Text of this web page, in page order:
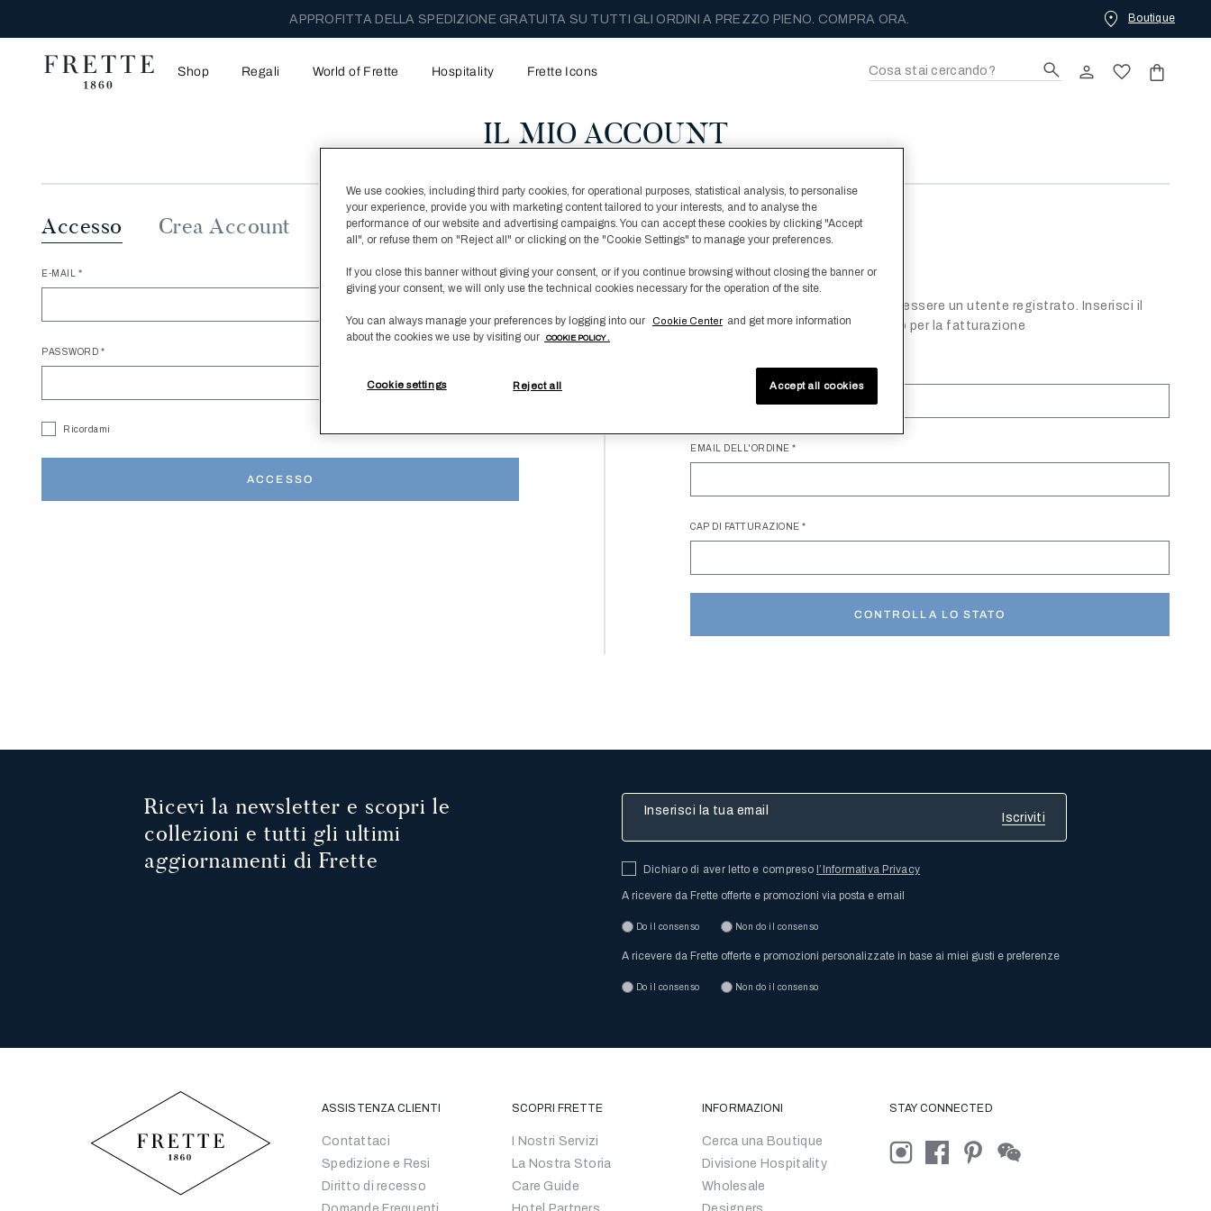
APPROFITTA DELLA SPEDIZIONE GRATUITA SU TUTTI GLI ORDINI A PREZZO PIENO. COMPRA ORA. Boutique
Shop Regali World of Frette Hospitality Frette Icons
IL MIO ACCOUNT
Accesso Crea Account
E-MAIL
PASSWORD
Ricordami
ACCESSO
Verifica L'ordine
* indicates a required form field
Verifica il tuo ordine, anche senza essere un utente registrato. Inserisci il
numero di ordine e il CAP utilizzato per la fatturazione
NUMERO D'ORDINE
EMAIL DELL'ORDINE
CAP DI FATTURAZIONE
CONTROLLA LO STATO
Ricevi la newsletter e scopri le
collezioni e tutti gli ultimi
aggiornamenti di Frette
Inserisci la tua email
Dichiaro di aver letto e compreso l’Informativa Privacy
A ricevere da Frette offerte e promozioni via posta e email
Do il consenso Non do il consenso
A ricevere da Frette offerte e promozioni personalizzate in base ai miei gusti e preferenze
Do il consenso Non do il consenso
ASSISTENZA CLIENTI
Contattaci
Spedizione e Resi
Diritto di recesso
SCOPRI FRETTE
I Nostri Servizi
La Nostra Storia
Care Guide
INFORMAZIONI
Cerca una Boutique
Divisione Hospitality
Wholesale
STAY CONNECTED
We use cookies, including third party cookies, for operational purposes, statistical analysis, to personalise
your experience, provide you with marketing content tailored to your interests, and to analyse the
performance of our website and advertising campaigns. You can accept these cookies by clicking "Accept
all", or refuse them on "Reject all" or clicking on the "Cookie Settings" to manage your preferences.
If you close this banner without giving your consent, or if you continue browsing without closing the banner or
giving your consent, we will only use the technical cookies necessary for the operation of the site.
You can always manage your preferences by logging into our Cookie Center and get more information
about the cookies we use by visiting our
COOKIE POLICY .
Cookie settings Reject all Accept all cookies